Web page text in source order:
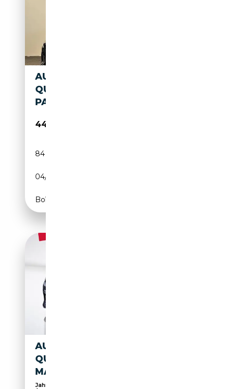
AUDI A6 LIMOUSINE 55 TFSI E
QUATTRO COMP
PANO|HUD|MEMORY|B
44 890€
84 159 km
04/2021
Boîte automatique
AUDI A6 AVANT 55 TFSI E
QUATTRO SPORT S LINE HD
MATRIX 20Z
Jahresendspurt!!! Finanzierung Leasing Garantie